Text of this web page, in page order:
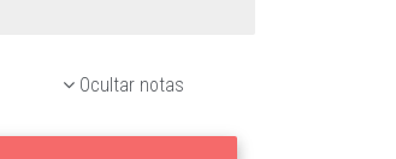
Ocultar notas